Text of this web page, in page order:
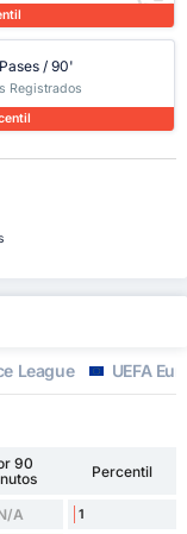
Pases / 90'
Registrados
League UEFA
90
Percentil
A 1